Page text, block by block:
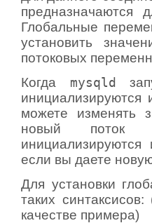
предназначаются
Глобальные
установить
потоковых
Когда mysqld
можете изменять
новый поток
если вы даете
Для установки
таких синтаксисов:
качестве примера)